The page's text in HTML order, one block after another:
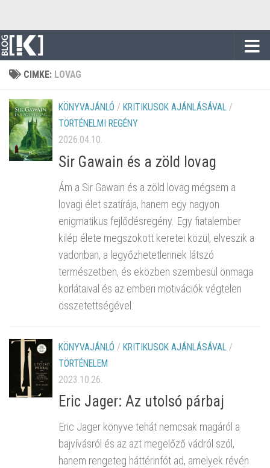
CIMKE: LOVAG
KÖNYVAJÁNLÓ / KRITIKUSOK AJÁNLÁSÁVAL /
TÖRTÉNELMI REGÉNY
2026.04.10.
Sir Gawain és a zöld lovag
Ám a Sir Gawain és a zöld lovag mégsem a
lovagi élet szatírája, hanem egy nagyon
enigmatikus fejlődésregény. Egy fiatalember
kilép élete megszokott keretei közül, elveszik a
vadonban, a legyőzhetetlennek látszó
természetben, és eközben szembesül önmaga
korlátaival és az emberi motivációk végtelen
összetettségével.
KÖNYVAJÁNLÓ / KRITIKUSOK AJÁNLÁSÁVAL /
TÖRTÉNELEM
2023.10.26.
Eric Jager: Az utolsó párbaj
Eric Jager könyve tehát nemcsak magáról a
bajvívásról és az azt megelőző vádról szól,
hanem rengeteg háttérinfót ad, amelyek révén